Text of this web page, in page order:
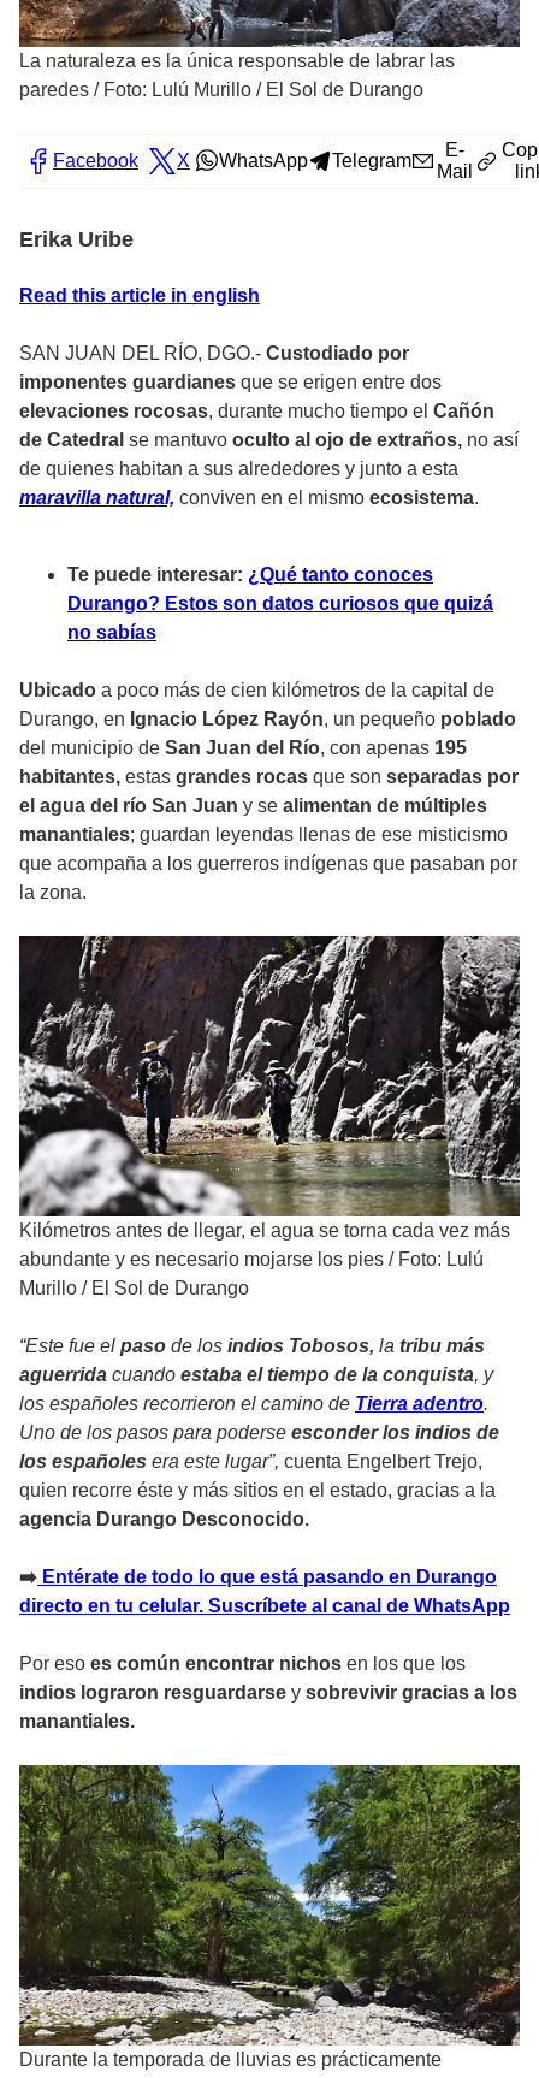
La naturaleza es la única responsable de labrar las
paredes / Foto: Lulú Murillo / El Sol de Durango
Facebook X WhatsApp Telegram
E-
Mail
Erika Uribe
Read this article in english
SAN JUAN DEL RÍO, DGO.- Custodiado por
imponentes guardianes que se erigen entre dos
elevaciones rocosas, durante mucho tiempo el Cañón
de Catedral se mantuvo oculto al ojo de extraños, no así
de quienes habitan a sus alrededores y junto a esta
maravilla natural, conviven en el mismo ecosistema.
Te puede interesar: ¿Qué tanto conoces
Durango? Estos son datos curiosos que quizá
no sabías
Ubicado a poco más de cien kilómetros de la capital de
Durango, en Ignacio López Rayón, un pequeño poblado
del municipio de San Juan del Río, con apenas 195
habitantes, estas grandes rocas que son separadas por
el agua del río San Juan y se alimentan de múltiples
manantiales; guardan leyendas llenas de ese misticismo
que acompaña a los guerreros indígenas que pasaban por
la zona.
Kilómetros antes de llegar, el agua se torna cada vez más
abundante y es necesario mojarse los pies / Foto: Lulú
Murillo / El Sol de Durango
“Este fue el paso de los indios Tobosos, la tribu más
aguerrida cuando estaba el tiempo de la conquista, y
los españoles recorrieron el camino de Tierra adentro.
Uno de los pasos para poderse esconder los indios de
los españoles era este lugar”, cuenta Engelbert Trejo,
quien recorre éste y más sitios en el estado, gracias a la
agencia Durango Desconocido.
➡ ️ Entérate de todo lo que está pasando en Durango
directo en tu celular. Suscríbete al canal de WhatsApp
Por eso es común encontrar nichos en los que los
indios lograron resguardarse y sobrevivir gracias a los
manantiales.
Durante la temporada de lluvias es prácticamente